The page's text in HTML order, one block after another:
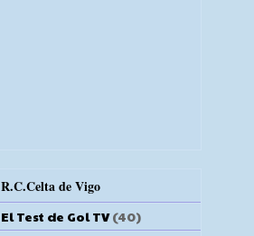
R.C.Celta de Vigo
El Test de Gol TV (40)